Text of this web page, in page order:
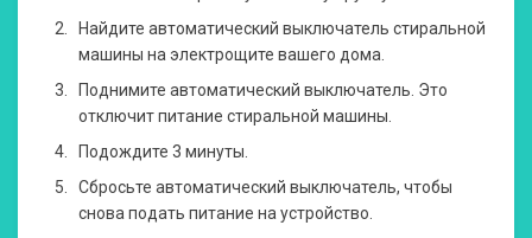
Найдите автоматический выключатель стиральной
машины на электрощите вашего дома.
Поднимите автоматический выключатель. Это
отключит питание стиральной машины.
Подождите 3 минуты.
Сбросьте автоматический выключатель, чтобы
снова подать питание на устройство.